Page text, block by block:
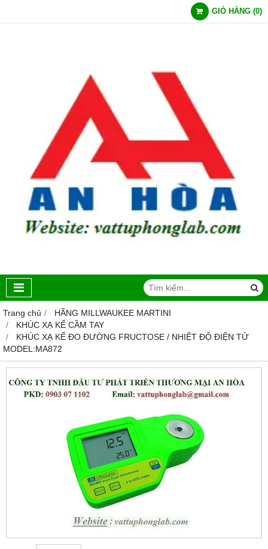
GIỎ HÀNG (0)
Trang chủ
HÃNG MILLWAUKEE MARTINI
KHÚC XẠ KẾ CẦM TAY
KHÚC XẠ KẾ ĐO ĐƯỜNG FRUCTOSE / NHIỆT ĐỘ ĐIỆN TỬ
MODEL:MA872